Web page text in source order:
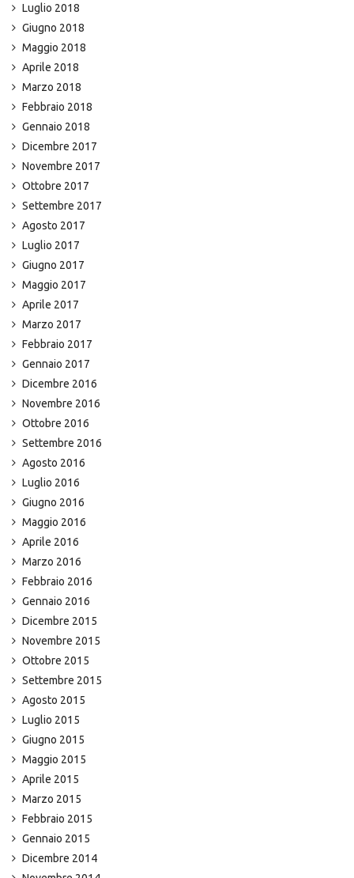
Luglio 2018
Giugno 2018
Maggio 2018
Aprile 2018
Marzo 2018
Febbraio 2018
Gennaio 2018
Dicembre 2017
Novembre 2017
Ottobre 2017
Settembre 2017
Agosto 2017
Luglio 2017
Giugno 2017
Maggio 2017
Aprile 2017
Marzo 2017
Febbraio 2017
Gennaio 2017
Dicembre 2016
Novembre 2016
Ottobre 2016
Settembre 2016
Agosto 2016
Luglio 2016
Giugno 2016
Maggio 2016
Aprile 2016
Marzo 2016
Febbraio 2016
Gennaio 2016
Dicembre 2015
Novembre 2015
Ottobre 2015
Settembre 2015
Agosto 2015
Luglio 2015
Giugno 2015
Maggio 2015
Aprile 2015
Marzo 2015
Febbraio 2015
Gennaio 2015
Dicembre 2014